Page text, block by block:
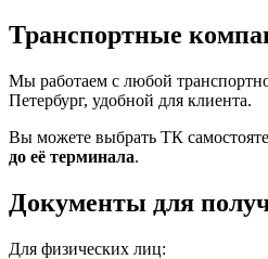
Транспортные
Мы работаем с любой
Петербург, удобной для клиента.
Вы можете выбрать ТК
до её терминала.
Документы для
Для физических лиц: